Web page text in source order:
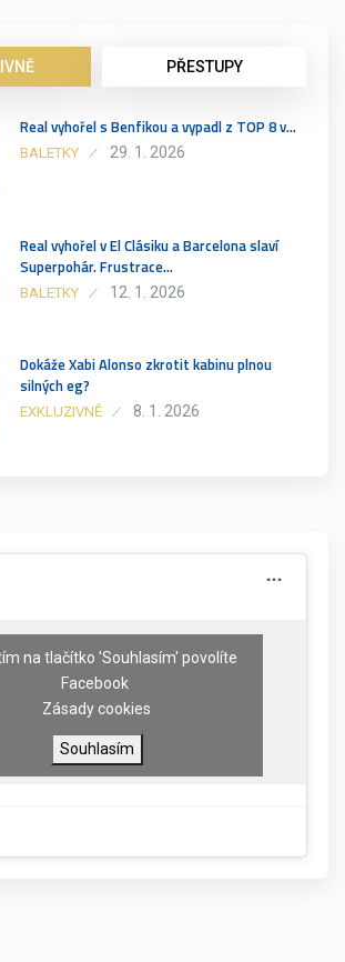
PŘESTUPY
Real vyhořel s Benfikou a vypadl z TOP 8 v…
BALETKY 29. 1. 2026
Real vyhořel v El Clásiku a Barcelona slaví
Superpohár. Frustrace…
BALETKY 12. 1. 2026
Dokáže Xabi Alonso zkrotit kabinu plnou
silných eg?
EXKLUZIVNĚ 8. 1. 2026
na tlačítko 'Souhlasím' povolíte
Facebook
Zásady cookies
Souhlasím